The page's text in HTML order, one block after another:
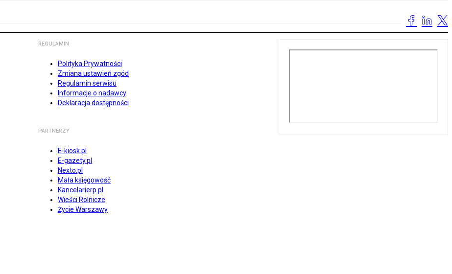
REGULAMIN
Polityka Prywatności
Zmiana ustawień zgód
Regulamin serwisu
Informacje o nadawcy
Deklaracja dostępności
PARTNERZY
E-kiosk.pl
E-gazety.pl
Nexto.pl
Mała księgowość
Kancelarierp.pl
Wieści Rolnicze
Życie Warszawy